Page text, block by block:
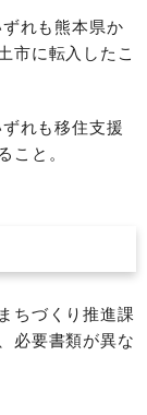
れも熊本県か
市に転入したこ
れも移住支援
こと。
ちづくり推進課
必要書類が異な